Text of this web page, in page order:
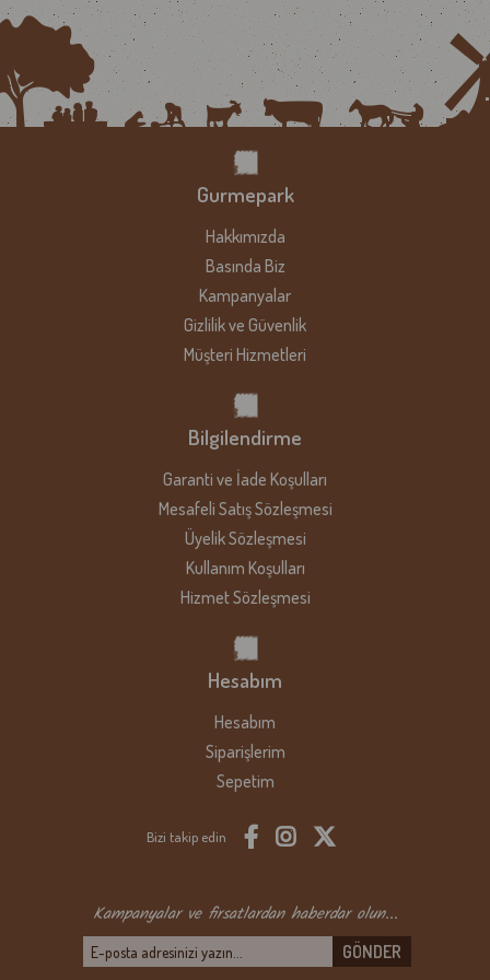
müşterilerimize ürünleri ilk günkü tazelik ve lezzetleriyle
ulaştırabilmek amacıyla, vakumlu paketleme yöntemi
kullanılmaktadır.
DİKKAT ! Et ve süt ürünleri gibi bozulabilecek ürünleri teslim
aldıktan sonra ambalajlarını açmadan buzdolabında 4 saat
dinlendirdikten sonra tüketmenizi tavsiye ederiz.
Türkiye'nin her yerine gönderim yapılmaktadır. Ürünleriniz, en
uzak bölgelere dahi ortalama 2 iş günü içerisinde teslim
aksaklıkları nedeniyle teslimat süresi en fazla 12-24 saat değişiklik
NOT : Kargo şirketimiz Cumartesi günü 12:00'a kadar
Her ne kadar gerekli tüm önlemler alınsa da, paketleme veya
info@gurmepark.com.tradresinden, Whatsapp iletişim
numaramızdan bizimle paylaşabilirsiniz.
Bizi tercih ettiğiniz için teşekkür eder, afiyetle tüketmenizi dileriz.
Gurmepark
Hakkımızda
Basında Biz
Kampanyalar
Gizlilik ve Güvenlik
Müşteri Hizmetleri
Bilgilendirme
Garanti ve İade Koşulları
Mesafeli Satış Sözleşmesi
Üyelik Sözleşmesi
Kullanım Koşulları
Hizmet Sözleşmesi
Hesabım
Hesabım
Siparişlerim
Sepetim
Bizi takip edin
Kampanyalar ve firsatlardan haberdar olun...
GÖNDER